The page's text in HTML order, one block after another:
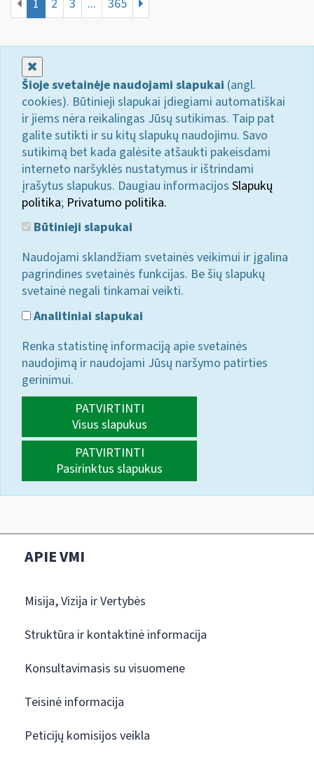
1 2 3 ... 365
Šioje svetainėje naudojami slapukai (angl.
cookies). Būtinieji slapukai įdiegiami automatiškai
ir jiems nėra reikalingas Jūsų sutikimas. Taip pat
galite sutikti ir su kitų slapukų naudojimu. Savo
sutikimą bet kada galėsite atšaukti pakeisdami
interneto naršyklės nustatymus ir ištrindami
įrašytus slapukus. Daugiau informacijos Slapukų
politika; Privatumo politika.
Būtinieji slapukai
Naudojami sklandžiam svetainės veikimui ir įgalina
pagrindines svetainės funkcijas. Be šių slapukų
svetainė negali tinkamai veikti.
Analitiniai slapukai
Renka statistinę informaciją apie svetainės
naudojimą ir naudojami Jūsų naršymo patirties
gerinimui.
PATVIRTINTI
Visus slapukus
PATVIRTINTI
Pasirinktus slapukus
APIE VMI
Misija, Vizija ir Vertybės
Struktūra ir kontaktinė informacija
Konsultavimasis su visuomene
Teisinė informacija
Peticijų komisijos veikla